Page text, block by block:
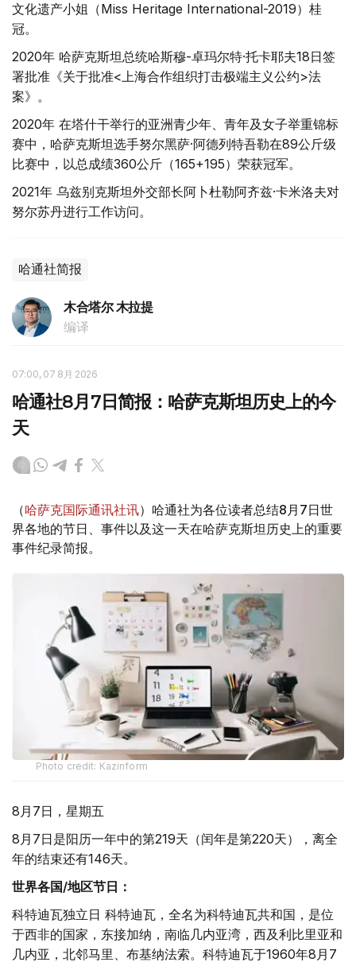
文化遗产小姐（Miss Heritage International-2019）桂
冠。
2020年 哈萨克斯坦总统哈斯穆-卓玛尔特·托卡耶夫18日签
署批准《关于批准<上海合作组织打击极端主义公约>法
案》。
2020年 在塔什干举行的亚洲青少年、青年及女子举重锦标
赛中，哈萨克斯坦选手努尔黑萨·阿德列特吾勒在89公斤级
比赛中，以总成绩360公斤（165+195）荣获冠军。
2021年 乌兹别克斯坦外交部长阿卜杜勒阿齐兹·卡米洛夫对
努尔苏丹进行工作访问。
哈通社简报
木合塔尔 木拉提
编译
07:00, 07 8月 2026
哈通社8月7日简报：哈萨克斯坦历史上的今
天
（哈萨克国际通讯社讯）哈通社为各位读者总结8月7日世
界各地的节日、事件以及这一天在哈萨克斯坦历史上的重要
事件纪录简报。
Photo credit: Kazinform
8月7日，星期五
8月7日是阳历一年中的第219天（闰年是第220天），离全
年的结束还有146天。
世界各国/地区节日：
科特迪瓦独立日 科特迪瓦，全名为科特迪瓦共和国，是位
于西非的国家，东接加纳，南临几内亚湾，西及利比里亚和
几内亚，北邻马里、布基纳法索。科特迪瓦于1960年8月7